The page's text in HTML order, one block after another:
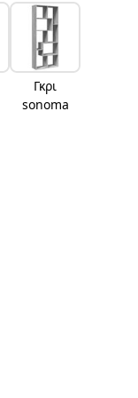
Γκρι
sonoma